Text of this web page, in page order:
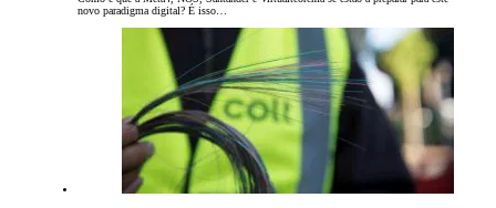
novo paradigma digital? É isso…